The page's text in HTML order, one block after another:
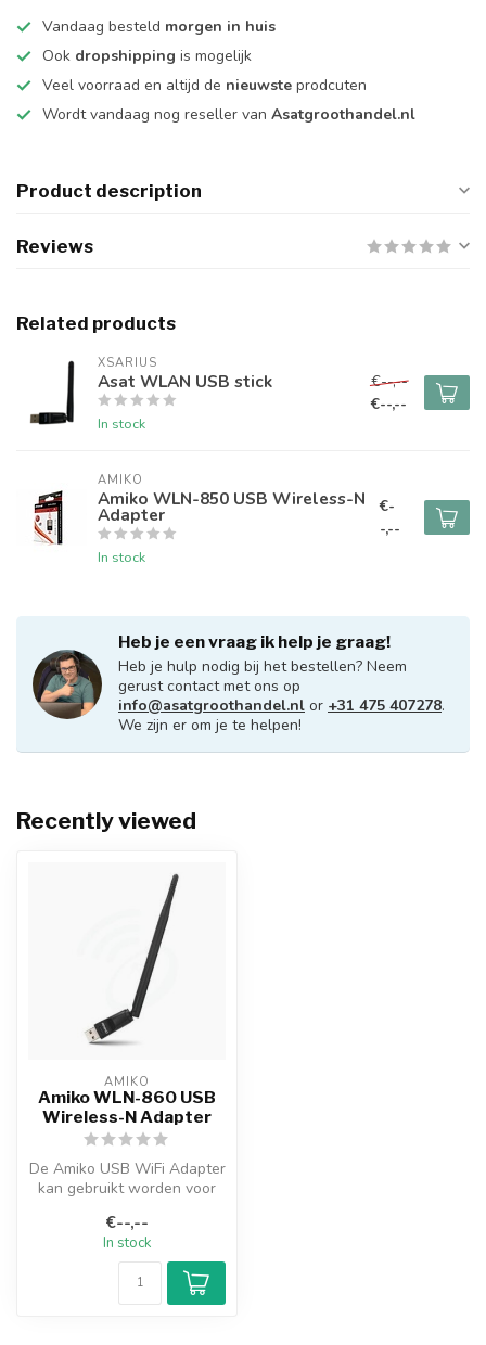
Vandaag besteld morgen in huis
Ook dropshipping is mogelijk
Veel voorraad en altijd de nieuwste prodcuten
Wordt vandaag nog reseller van Asatgroothandel.nl
Product description
Reviews
Related products
XSARIUS
Asat WLAN USB stick
In stock
€--,--
€--,--
AMIKO
Amiko WLN-850 USB Wireless-N
Adapter
In stock
€-
-,--
Heb je een vraag ik help je graag!
Heb je hulp nodig bij het bestellen? Neem
gerust contact met ons op
info@asatgroothandel.nl or +31 475 407278.
We zijn er om je te helpen!
Recently viewed
AMIKO
Amiko WLN-860 USB
Wireless-N Adapter
De Amiko USB WiFi Adapter
kan gebruikt worden voor
een...
€--,--
In stock